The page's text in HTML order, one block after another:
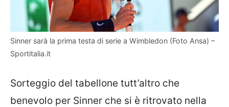
Sinner sarà la prima testa di serie a Wimbledon (Foto Ansa) –
Sportitalia.it
Sorteggio del tabellone tutt’altro che
benevolo per Sinner che si è ritrovato nella